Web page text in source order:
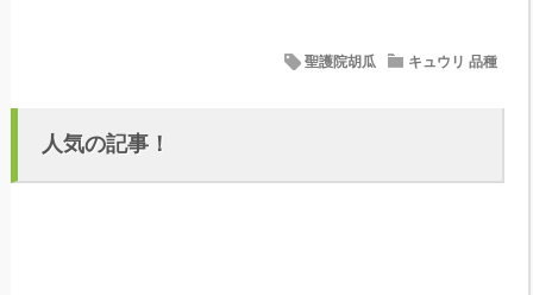
聖護院胡瓜 キュウリ 品種
人気の記事！